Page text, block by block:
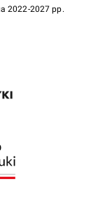
2022-2027 рр.